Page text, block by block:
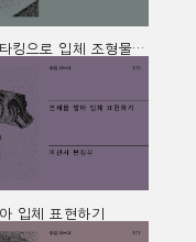
철사와 스타킹으로 입체 조형물 만들기
입체 표현하기